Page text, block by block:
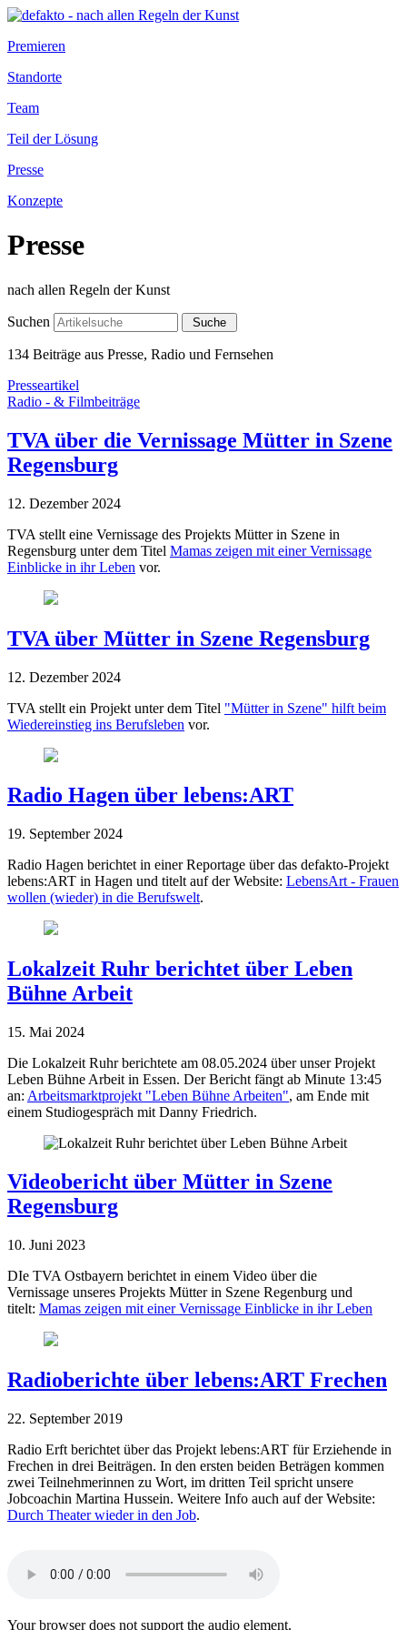
Premieren
Standorte
Team
Teil der Lösung
Presse
Konzepte
Presse
nach allen Regeln der Kunst
Suchen
134 Beiträge aus Presse, Radio und Fernsehen
Presseartikel
Radio - & Filmbeiträge
TVA über die Vernissage Mütter in Szene
Regensburg
12. Dezember 2024
TVA stellt eine Vernissage des Projekts Mütter in Szene in
Regensburg unter dem Titel Mamas zeigen mit einer Vernissage
Einblicke in ihr Leben vor.
TVA über Mütter in Szene Regensburg
12. Dezember 2024
TVA stellt ein Projekt unter dem Titel "Mütter in Szene" hilft beim
Wiedereinstieg ins Berufsleben vor.
Radio Hagen über lebens:ART
19. September 2024
Radio Hagen berichtet in einer Reportage über das defakto-Projekt
lebens:ART in Hagen und titelt auf der Website: LebensArt - Frauen
wollen (wieder) in die Berufswelt.
Lokalzeit Ruhr berichtet über Leben
Bühne Arbeit
15. Mai 2024
Die Lokalzeit Ruhr berichtete am 08.05.2024 über unser Projekt
Leben Bühne Arbeit in Essen. Der Bericht fängt ab Minute 13:45
an: Arbeitsmarktprojekt "Leben Bühne Arbeiten", am Ende mit
einem Studiogespräch mit Danny Friedrich.
Videobericht über Mütter in Szene
Regensburg
10. Juni 2023
DIe TVA Ostbayern berichtet in einem Video über die
Vernissage unseres Projekts Mütter in Szene Regenburg und
titelt: Mamas zeigen mit einer Vernissage Einblicke in ihr Leben
Radioberichte über lebens:ART Frechen
22. September 2019
Radio Erft berichtet über das Projekt lebens:ART für Erziehende in
Frechen in drei Beiträgen. In den ersten beiden Beträgen kommen
zwei Teilnehmerinnen zu Wort, im dritten Teil spricht unsere
Jobcoachin Martina Hussein. Weitere Info auch auf der Website:
Durch Theater wieder in den Job.
Your browser does not support the audio element.